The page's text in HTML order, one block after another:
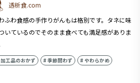
透析食.com
ふわ食感の手作りがんもは格別です。タネに味
いているのでそのまま食べても満足感がありま
工品のおかず #季節問わず #やわらかめ